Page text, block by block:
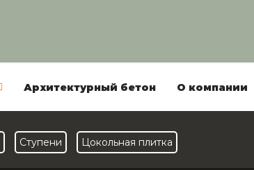
Архитектурный бетон О компании
Ступени Цокольная плитка